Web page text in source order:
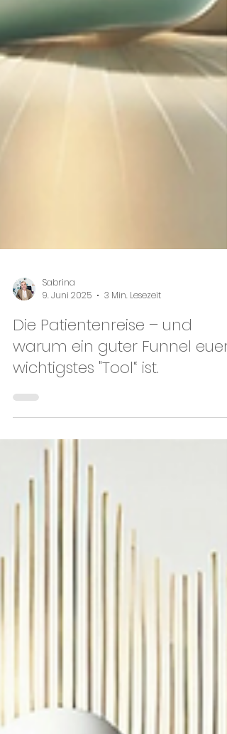
Sabrina
9. Juni 2025
3 Min. Lesezeit
Die Patientenreise – und
warum ein guter Funnel euer
wichtigstes "Tool“ ist.